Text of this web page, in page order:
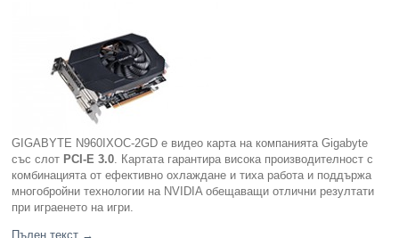
GIGABYTE N960IXOC-2GD е видео карта на компанията Gigabyte
със слот PCI-E 3.0. Картата гарантира висока производителност с
комбинацията от ефективно охлаждане и тиха работа и поддържа
многобройни технологии на NVIDIA обещаващи отлични резултати
при играенето на игри.
Пълен текст →